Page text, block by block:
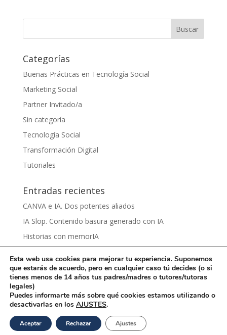
Categorías
Buenas Prácticas en Tecnología Social
Marketing Social
Partner Invitado/a
Sin categoría
Tecnología Social
Transformación Digital
Tutoriales
Entradas recientes
CANVA e IA. Dos potentes aliados
IA Slop. Contenido basura generado con IA
Historias con memorIA
Ciberbullying by Damaris Grijalva
Una iniciativa deLa Rueca Asociación
(CC BY-NC 4.0)/ 2025
Esta web usa cookies para mejorar tu experiencia. Suponemos
que estarás de acuerdo, pero en cualquier caso tú decides (o si
tienes menos de 14 años tus padres/madres o tutores/tutoras
legales)
Puedes informarte más sobre qué cookies estamos utilizando o
desactivarlas en los AJUSTES.
Aceptar Rechazar Ajustes